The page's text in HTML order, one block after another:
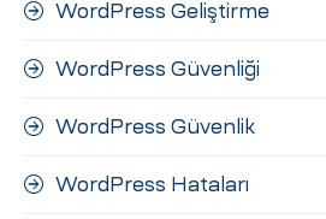
WordPress Geliştirme
WordPress Güvenliği
WordPress Güvenlik
WordPress Hataları